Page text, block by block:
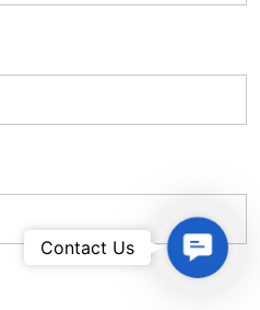
Contact Us